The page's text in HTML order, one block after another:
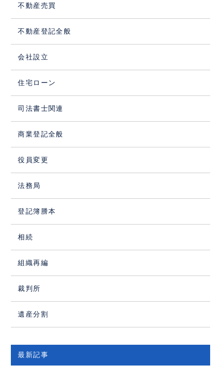
不動産売買
不動産登記全般
会社設立
住宅ローン
司法書士関連
商業登記全般
役員変更
法務局
登記簿謄本
相続
組織再編
裁判所
遺産分割
最新記事